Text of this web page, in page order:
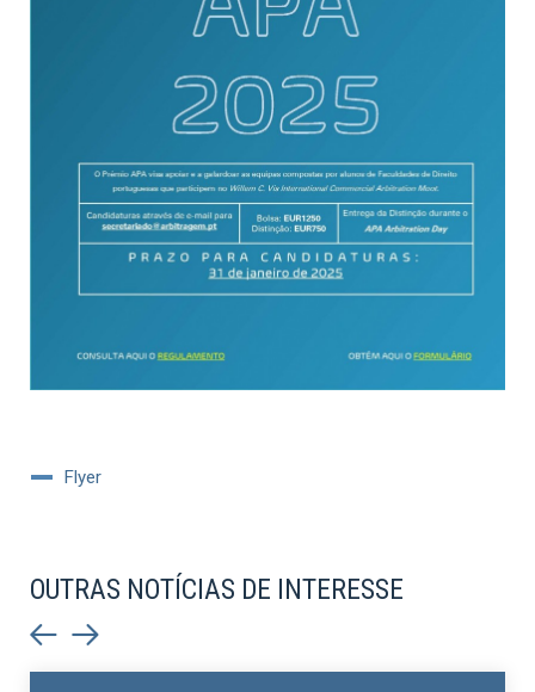
Flyer
OUTRAS NOTÍCIAS DE INTERESSE